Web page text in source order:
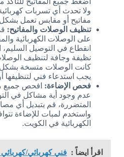
ولا تحدث أي تسربات
مفاتيح أو مقابس تعمل
تنظيف الوصلات والمفاتيح:
على الوصلات الكهربائية
انقطاع في التوصيل
نظيفة وجافة لتنظيف الوصلات
كانت الوصلات متسخة بشكل
يجب استدعاء فني لتنظيفها
فحص الإضاءة: افحص جميع
عدم وجود أية مشاكل في
المتضررة، قم بتبديل أي
واستخدم لمبات للإضاءة
الكهربائية في الكويت.
اقرأ ايضاً : فني كهربائي/